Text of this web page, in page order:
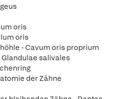
oris
oris
- Cavum oris proprium
salivales
der Zähne